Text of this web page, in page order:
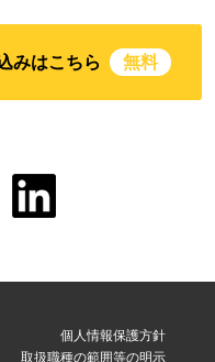
みはこちら 無料
個人情報保護方針
取扱職種の範囲等の明示